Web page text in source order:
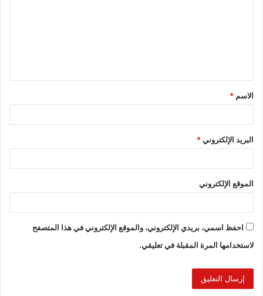
الاسم *
البريد الإلكتروني*
الموقع الإلكتروني
احفظ اسمي، بريدي الإلكتروني، والموقع الإلكتروني في هذا المتصفح
لاستخدامها المرة المقبلة في تعليقي.